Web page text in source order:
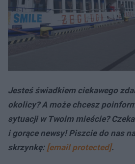
Jesteś świadkiem ciekawego
okolicy? A może chcesz
sytuacji w Twoim mieście?
i gorące newsy! Piszcie do nas
skrzynkę: [email protected].